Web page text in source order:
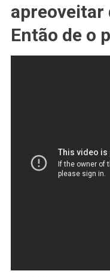
apreoveitar
Então de o